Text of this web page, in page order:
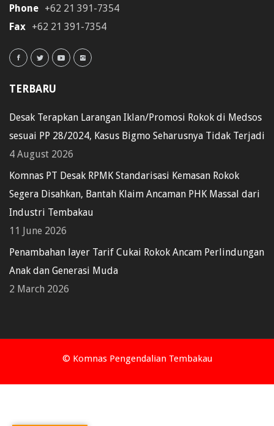
Phone +62 21 391-7354
Fax +62 21 391-7354
TERBARU
Desak Terapkan Larangan Iklan/Promosi Rokok di Medsos
sesuai PP 28/2024, Kasus Bigmo Seharusnya Tidak Terjadi
4 August 2026
Komnas PT Desak RPMK Standarisasi Kemasan Rokok
Segera Disahkan, Bantah Klaim Ancaman PHK Massal dari
Industri Tembakau
11 June 2026
Penambahan layer Tarif Cukai Rokok Ancam Perlindungan
Anak dan Generasi Muda
2 March 2026
© Komnas Pengendalian Tembakau